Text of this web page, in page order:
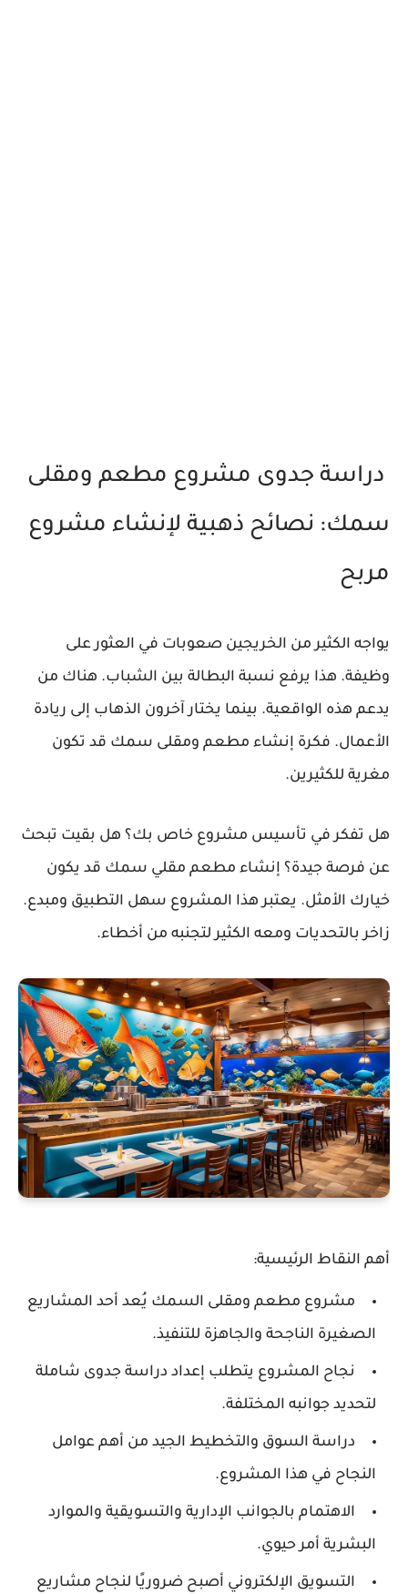
دراسة جدوى مشروع مطعم ومقلى
سمك: نصائح ذهبية لإنشاء مشروع
مربح
يواجه الكثير من الخريجين صعوبات في العثور على
وظيفة. هذا يرفع نسبة البطالة بين الشباب. هناك من
يدعم هذه الواقعية. بينما يختار آخرون الذهاب إلى ريادة
الأعمال. فكرة إنشاء مطعم ومقلى سمك قد تكون
مغرية للكثيرين.
هل تفكر في تأسيس مشروع خاص بك؟ هل بقيت تبحث
عن فرصة جيدة؟ إنشاء مطعم مقلي سمك قد يكون
خيارك الأمثل. يعتبر هذا المشروع سهل التطبيق ومبدع.
زاخر بالتحديات ومعه الكثير لتجنبه من أخطاء.
أهم النقاط الرئيسية:
مشروع مطعم ومقلى السمك يُعد أحد المشاريع
الصغيرة الناجحة والجاهزة للتنفيذ.
نجاح المشروع يتطلب إعداد دراسة جدوى شاملة
لتحديد جوانبه المختلفة.
دراسة السوق والتخطيط الجيد من أهم عوامل
النجاح في هذا المشروع.
الاهتمام بالجوانب الإدارية والتسويقية والموارد
البشرية أمر حيوي.
التسويق الإلكتروني أصبح ضروريًا لنجاح مشاريع